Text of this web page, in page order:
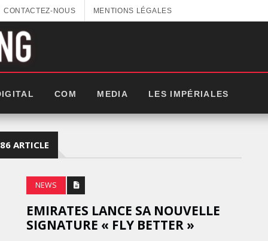
CONTACTEZ-NOUS MENTIONS LÉGALES
COM MEDIA LES IMPÉRIALES
ARTICLE
NEWS
EMIRATES LANCE SA NOUVELLE
SIGNATURE « FLY BETTER »